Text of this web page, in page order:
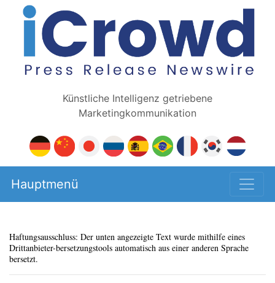
Künstliche Intelligenz getriebene
Marketingkommunikation
Hauptmenü
Haftungsausschluss: Der unten angezeigte Text wurde mithilfe eines
Drittanbieter-bersetzungstools automatisch aus einer anderen Sprache
bersetzt.